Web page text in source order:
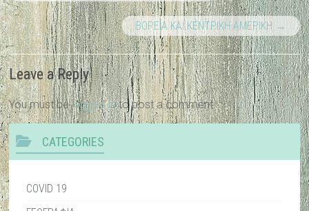
ΒΟΡΕΙΑ ΚΑΙ ΚΕΝΤΡΙΚΗ ΑΜΕΡΙΚΗ →
Leave a Reply
You must belogged into post a comment.
CATEGORIES
COVID 19